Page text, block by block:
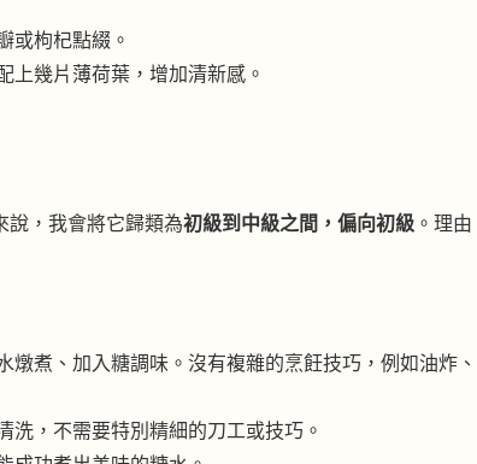
或枸杞點綴。
上幾片薄荷葉，增加清新感。
說，我會將它歸類為初級到中級之間，偏向初級 。理由
燉煮、加入糖調味。沒有複雜的烹飪技巧，例如油炸、
洗，不需要特別精細的刀工或技巧。